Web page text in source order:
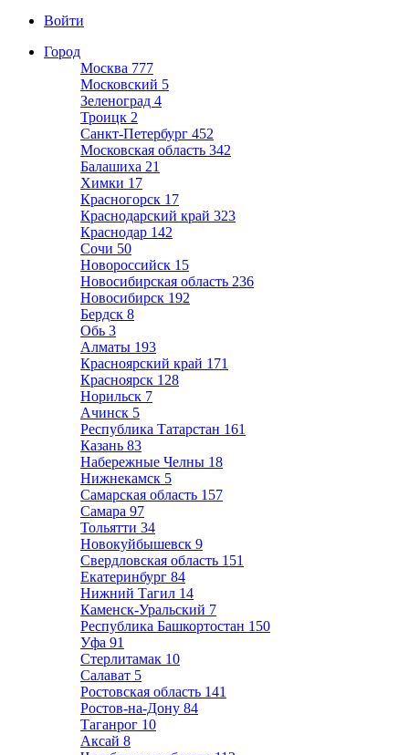
Войти
Город
Москва 777
Московский 5
Зеленоград 4
Троицк 2
Санкт-Петербург 452
Московская область 342
Балашиха 21
Химки 17
Красногорск 17
Краснодарский край 323
Краснодар 142
Сочи 50
Новороссийск 15
Новосибирская область 236
Новосибирск 192
Бердск 8
Обь 3
Алматы 193
Красноярский край 171
Красноярск 128
Норильск 7
Ачинск 5
Республика Татарстан 161
Казань 83
Набережные Челны 18
Нижнекамск 5
Самарская область 157
Самара 97
Тольятти 34
Новокуйбышевск 9
Свердловская область 151
Екатеринбург 84
Нижний Тагил 14
Каменск-Уральский 7
Республика Башкортостан 150
Уфа 91
Стерлитамак 10
Салават 5
Ростовская область 141
Ростов-на-Дону 84
Таганрог 10
Аксай 8